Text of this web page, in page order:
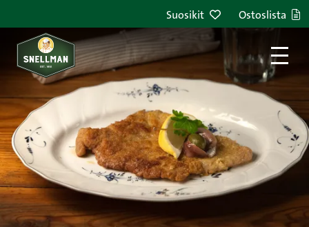
Suosikit Ostoslista